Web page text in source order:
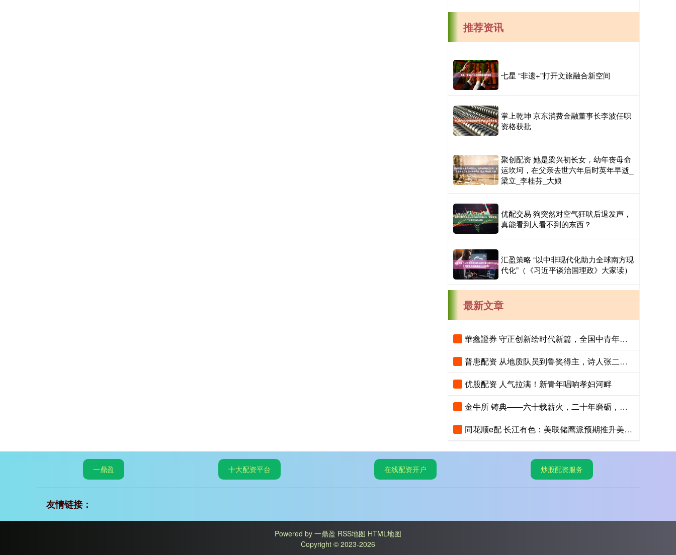
推荐资讯
七星 “非遗+”打开文旅融合新空间
掌上乾坤 京东消费金融董事长李波任职
资格获批
聚创配资 她是梁兴初长女，幼年丧母命
运坎坷，在父亲去世六年后时英年早逝_
梁立_李桂芬_大娘
优配交易 狗突然对空气狂吠后退发声，
真能看到人看不到的东西？
汇盈策略 “以中非现代化助力全球南方现
代化”（《习近平谈治国理政》大家读）
最新文章
華鑫證券 守正创新绘时代新篇，全国中青年创新艺术展登陆中国美术馆
普患配资 从地质队员到鲁奖得主，诗人张二棍分享写作与人生：“因为苍天在上，我愿埋首人间”
优股配资 人气拉满！新青年唱响孝妇河畔
金牛所 铸典——六十载薪火，二十年磨砺，《现代汉语大词典》出版
同花顺e配 长江有色：美联储鹰派预期推升美指位居13个月高位 25日镍价或小跌
一鼎盈 十大配资平台 在线配资开户 炒股配资服务
友情链接：
Powered by 一鼎盈 RSS地图 HTML地图
Copyright © 2023-2026